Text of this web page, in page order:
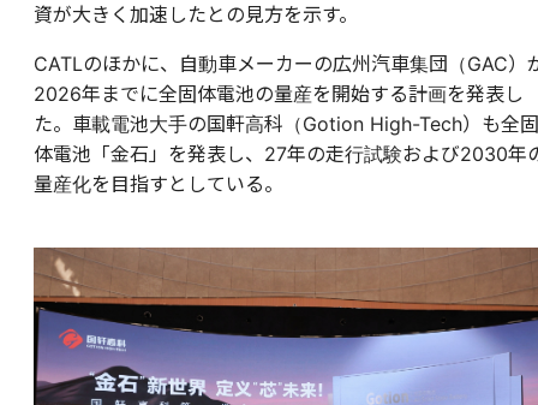
資が大きく加速したとの見方を示す。
CATLのほかに、自動車メーカーの広州汽車集団（GAC）
2026年までに全固体電池の量産を開始する計画を発表し
た。車載電池大手の国軒高科（Gotion High-Tech）も全固
体電池「金石」を発表し、27年の走行試験および2030年
量産化を目指すとしている。